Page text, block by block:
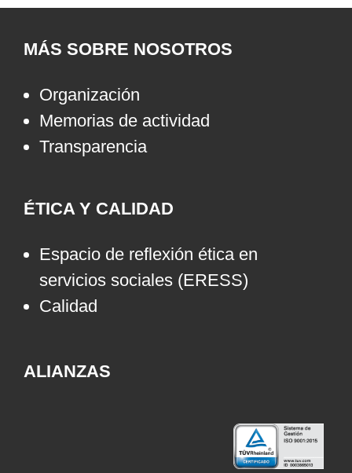
MÁS SOBRE NOSOTROS
Organización
Memorias de actividad
Transparencia
ÉTICA Y CALIDAD
Espacio de reflexión ética en
servicios sociales (ERESS)
Calidad
ALIANZAS